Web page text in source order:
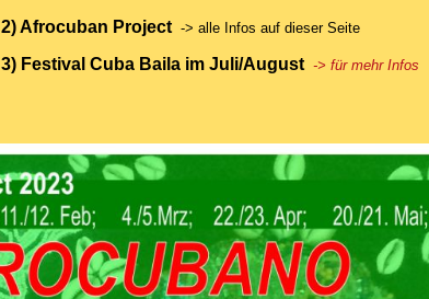
2) Afrocuban Project -> alle Infos auf dieser Seite
3) Festival Cuba Baila im Juli/August -> für mehr Infos